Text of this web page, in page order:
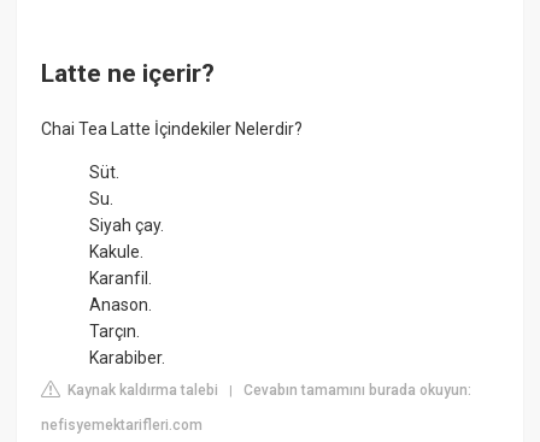
Latte ne içerir?
Chai Tea Latte İçindekiler Nelerdir?
Süt.
Su.
Siyah çay.
Kakule.
Karanfil.
Anason.
Tarçın.
Karabiber.
Kaynak kaldırma talebi |Cevabın tamamını burada okuyun:
nefisyemektarifleri.com